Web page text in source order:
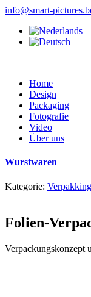
info@smart-
Home
Design
Packaging
Fotografie
Video
Über uns
Wurstwaren
Kategorie:
Folien-
Verpackungskonzept